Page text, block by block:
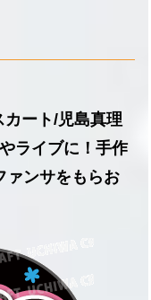
カート/児島真理
ライブに！手作
ァンサをもらお